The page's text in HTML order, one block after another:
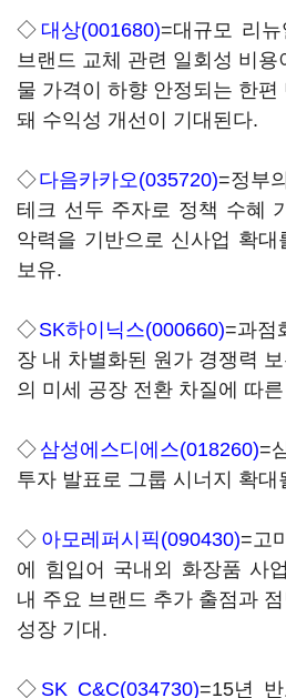
◇ 대상(001680)=대규모 리
브랜드 교체 관련 일회성 비
물 가격이 하향 안정되는 한
돼 수익성 개선이 기대된다.
◇다음카카오(035720)=정부
테크 선두 주자로 정책 수혜
악력을 기반으로 신사업 확
보유.
◇SK하이닉스(000660)=과점
장 내 차별화된 원가 경쟁력
의 미세 공장 전환 차질에 따
◇ 삼성에스디에스(018260)=
투자 발표로 그룹 시너지 확대
◇ 아모레퍼시픽(090430)=고
에 힘입어 국내외 화장품 사
내 주요 브랜드 추가 출점과
성장 기대.
◇ SK C&C(034730)=15년 반